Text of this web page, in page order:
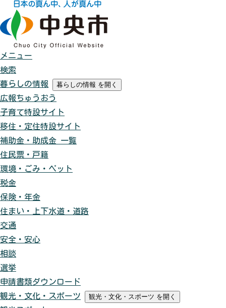
メニュー
検索
暮らしの情報
暮らしの情報 を開く
広報ちゅうおう
子育て特設サイト
移住・定住特設サイト
補助金・助成金 一覧
住民票・戸籍
環境・ごみ・ペット
税金
保険・年金
住まい・上下水道・道路
交通
安全・安心
相談
選挙
申請書類ダウンロード
観光・文化・スポーツ
観光・文化・スポーツ を開く